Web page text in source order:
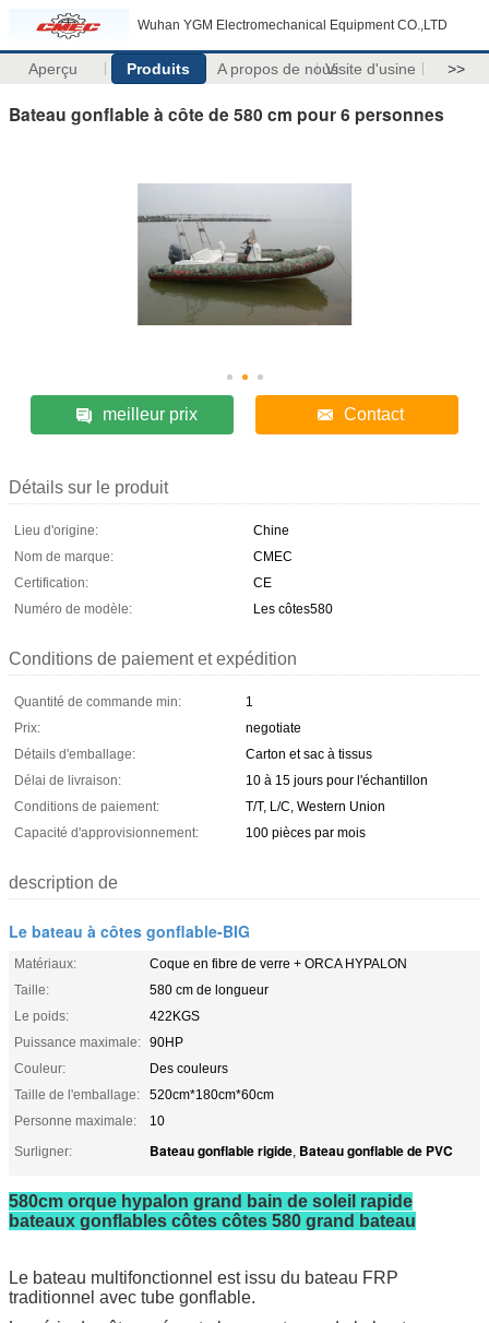
Wuhan YGM Electromechanical Equipment CO.,LTD
Aperçu Produits A propos de nousVisite d'usine >>
Bateau gonflable à côte de 580 cm pour 6 personnes
meilleur prix Contact
Détails sur le produit
Lieu d'origine:
Chine
Nom de marque:
CMEC
Certification:
CE
Numéro de modèle:
Les côtes580
Conditions de paiement et expédition
Quantité de commande min:
1
Prix:
negotiate
Détails d'emballage:
Carton et sac à tissus
Délai de livraison:
10 à 15 jours pour l'échantillon
Conditions de paiement:
T/T, L/C, Western Union
Capacité d'approvisionnement:
100 pièces par mois
description de
Le bateau à côtes gonflable-BIG
Matériaux:
Coque en fibre de verre + ORCA HYPALON
Taille:
580 cm de longueur
Le poids:
422KGS
Puissance maximale: 90HP
Couleur:
Des couleurs
Taille de l'emballage:
520cm*180cm*60cm
Personne maximale:
10
Surligner:
Bateau gonflable rigide, Bateau gonflable de PVC
580cm orque hypalon grand bain de soleil rapide
bateaux gonflables côtes côtes 580 grand bateau
Le bateau multifonctionnel est issu du bateau FRP
traditionnel avec tube gonflable.